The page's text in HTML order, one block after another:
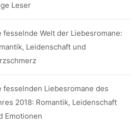
Leser
fesselnde Welt der Liebesromane:
Leidenschaft und
fesselnden Liebesromane des
2018: Romantik, Leidenschaft
Emotionen